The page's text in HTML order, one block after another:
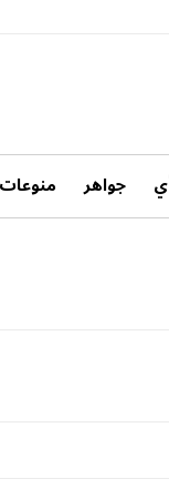
جواهر منوعات